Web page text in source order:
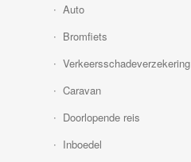
Auto
Bromfiets
Verkeersschadeverzekering
Caravan
Doorlopende reis
Inboedel